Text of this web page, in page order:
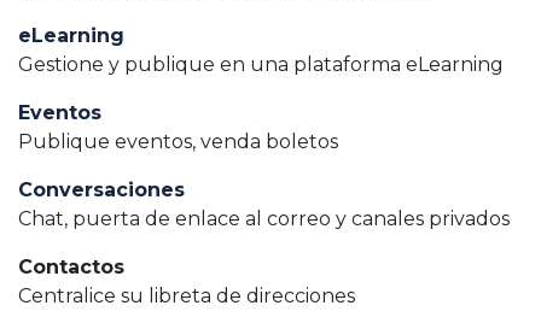
eLearning
Gestione y publique en una plataforma eLearning
Eventos
Publique eventos, venda boletos
Conversaciones
Chat, puerta de enlace al correo y canales privados
Contactos
Centralice su libreta de direcciones